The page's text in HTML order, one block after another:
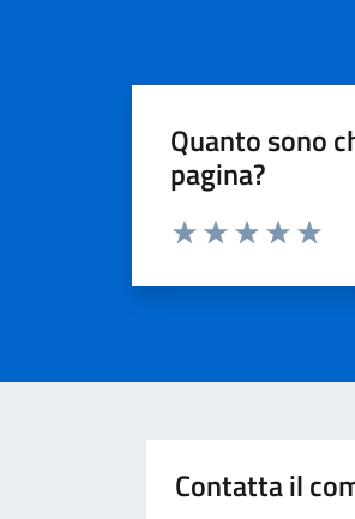
Quanto sono
pagina?
Contatta il